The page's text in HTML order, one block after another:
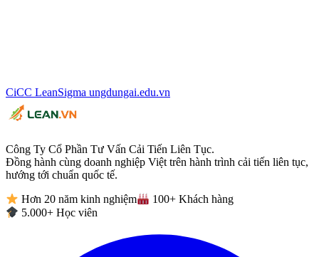
CiCC LeanSigma ungdungai.edu.vn
Công Ty Cổ Phần Tư Vấn Cải Tiến Liên Tục.
Đồng hành cùng doanh nghiệp Việt trên hành trình cải tiến liên tục,
hướng tới chuẩn quốc tế.
Hơn 20 năm kinh nghiệm
100+ Khách hàng
5.000+ Học viên